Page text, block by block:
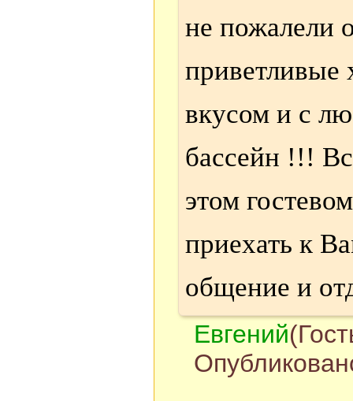
не пожалели
приветливые
вкусом и с
бассейн !!!
этом
приехать к
общение и
Евгений